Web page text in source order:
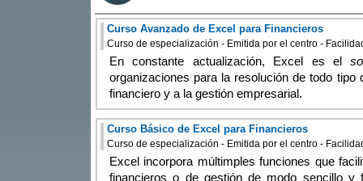
Curso Avanzado de Excel para Financieros
Curso de especialización - Emitida por el centro -
En constante actualización, Excel es el
organizaciones para la resolución de todo tipo
financiero y a la gestión empresarial.
Curso Básico de Excel para Financieros
Curso de especialización - Emitida por el centro -
Excel incorpora múltimples funciones que
financieros o de gestión de modo sencillo y